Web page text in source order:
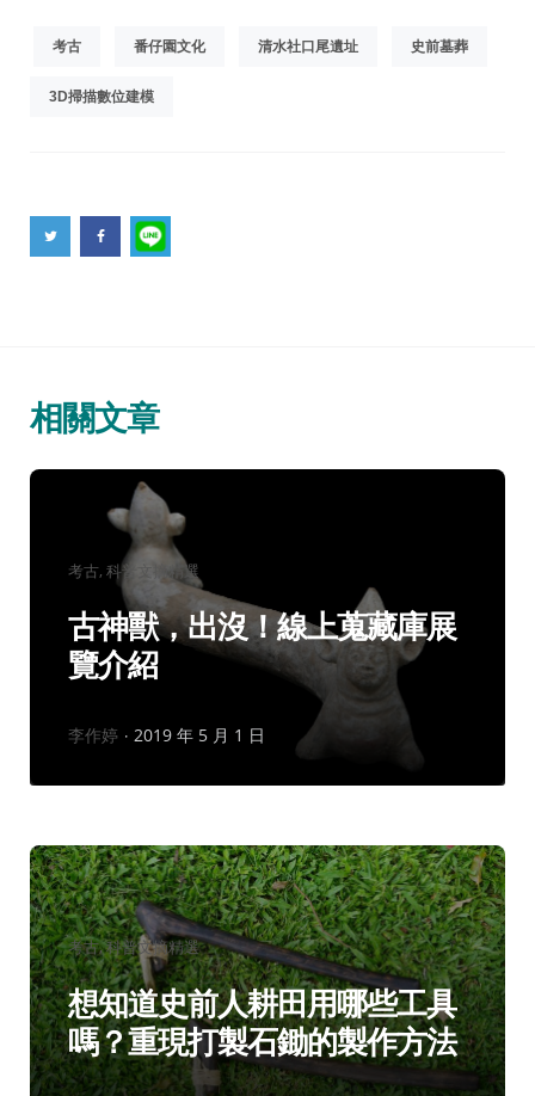
考古 番仔園文化 清水社口尾遺址 史前墓葬
3D掃描數位建模
相關文章
分
類：
考古 科普文摘精選
古神獸，出沒！線上蒐藏庫展
覽介紹
作
李作婷 2019 年 5 月 1 日
分
類：
考古 科普文摘精選
想知道史前人耕田用哪些工具
嗎？重現打製石鋤的製作方法